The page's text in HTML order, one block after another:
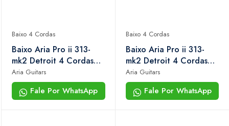
Baixo 4 Cordas
Baixo Aria Pro ii 313-
mk2 Detroit 4 Cordas
Open-pore Sunburst
Aria Guitars
Fale Por WhatsApp
Baixo 4 Cordas
Baixo Aria Pro ii 313-
mk2 Detroit 4 Cordas
Open-pore White
Aria Guitars
Fale Por WhatsApp